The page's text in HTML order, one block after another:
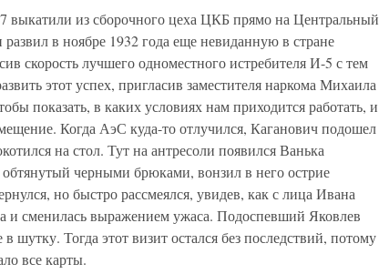
из сборочного цеха ЦКБ прямо на Центральный
в ноябре 1932 года еще невиданную в стране
скорость лучшего одноместного истребителя И-5 с тем
этот успех, пригласив заместителя наркома Михаила
показать, в каких условиях нам приходится работать, и
Когда АэС куда-то отлучился, Каганович подошел
на стол. Тут на антресоли появился Ванька
черными брюками, вонзил в него острие
но быстро рассмеялся, увидев, как с лица Ивана
и сменилась выражением ужаса. Подоспевший Яковлев
шутку. Тогда этот визит остался без последствий, потому
все карты.